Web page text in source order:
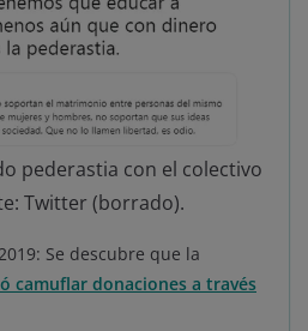
pederastia con el colectivo
Twitter (borrado).
Se descubre que la
camuflar donaciones a través